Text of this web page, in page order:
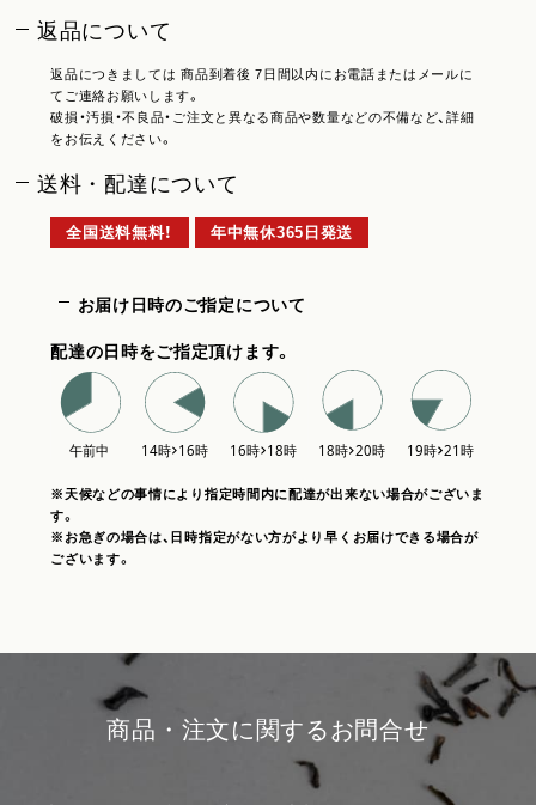
返品について
返品につきましては 商品到着後 7日間以内にお電話またはメールに
てご連絡お願いします。
破損・汚損・不良品・ご注文と異なる商品や数量などの不備など、詳細
をお伝えください。
送料・配達について
全国送料無料！ 年中無休365日発送
お届け日時のご指定について
配達の日時をご指定頂けます。
※天候などの事情により指定時間内に配達が出来ない場合がございま
す。
※お急ぎの場合は、日時指定がない方がより早くお届けできる場合が
ございます。
商品・注文に関するお問合せ